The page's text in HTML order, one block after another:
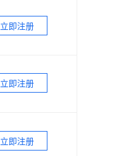
立即注册
立即注册
立即注册